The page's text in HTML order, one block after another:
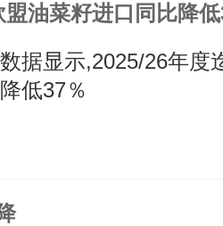
油菜籽进口同比降
据显示,2025/26年度
低37％